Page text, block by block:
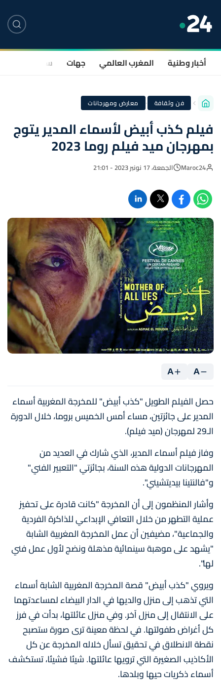
أخبار وطنية المغرب العالمي جهات سياسة
فن وثقافة · معارض ومهرجانات
فيلم كذب أبيض لأسماء المدير يتوج
بمهرجان ميد فيلم روما 2023
Maroc24 الجمعة، 17 نونبر 2023 - 21:01
A
A
حصل الفيلم الطويل "كذب أبيض" للمخرجة المغربية أسماء
المدير على جائزتين، مساء أمس الخميس بروما، خلال الدورة
الـ29 لمهرجان (ميد فيلم).
وفاز فيلم أسماء المدير، الذي شارك في العديد من
المهرجانات الدولية هذه السنة، بجائزتي "التعبير الفني"
و"فالنتينا بيديتشيني".
وأشار المنظمون إلى أن المخرجة "كانت قادرة على تحفيز
عملية التطهر من خلال التعافي الإبداعي للذاكرة الفردية
والجماعية"، مضيفين أن عمل المخرجة المغربية الشابة
"يشهد على موهبة سينمائية مذهلة ونضج لأول عمل فني
لها".
ويروي "كذب أبيض" قصة المخرجة المغربية الشابة أسماء
التي تذهب إلى منزل والديها في الدار البيضاء لمساعدتهما
على الانتقال إلى منزل آخر. وفي منزل عائلتها، بدأت في فرز
كل أغراض طفولتها. في لحظة معينة ترى صورة ستصبح
نقطة الانطلاق في تحقيق تسأل خلاله المخرجة عن كل
الأكاذيب الصغيرة التي ترويها عائلتها. شيئا فشيئا، تستكشف
أسماء ذكريات حيها وبلدها.